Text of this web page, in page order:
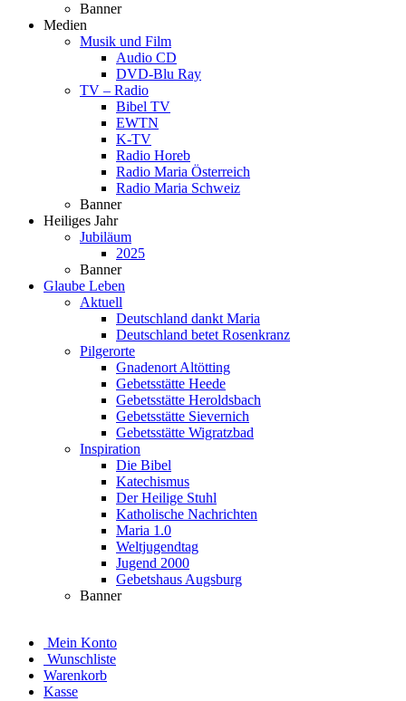
Banner
Medien
Musik und Film
Audio CD
DVD-Blu Ray
TV – Radio
Bibel TV
EWTN
K-TV
Radio Horeb
Radio Maria Österreich
Radio Maria Schweiz
Banner
Heiliges Jahr
Jubiläum
2025
Banner
Glaube Leben
Aktuell
Deutschland dankt Maria
Deutschland betet Rosenkranz
Pilgerorte
Gnadenort Altötting
Gebetsstätte Heede
Gebetsstätte Heroldsbach
Gebetsstätte Sievernich
Gebetsstätte Wigratzbad
Inspiration
Die Bibel
Katechismus
Der Heilige Stuhl
Katholische Nachrichten
Maria 1.0
Weltjugendtag
Jugend 2000
Gebetshaus Augsburg
Banner
Mein Konto
Wunschliste
Warenkorb
Kasse